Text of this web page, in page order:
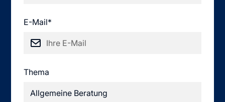
E-Mail*
Thema